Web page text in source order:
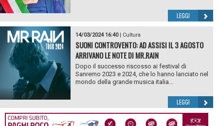
LEGGI
14/03/2024 16:40| Cultura
SUONI CONTROVENTO: AD ASSISI IL 3 AGOSTO
ARRIVANO LE NOTE DI MR.RAIN
Dopo il successo riscosso ai festival di
Sanremo 2023 e 2024, che lo hanno lanciato nel
mondo della grande musica italia...
LEGGI